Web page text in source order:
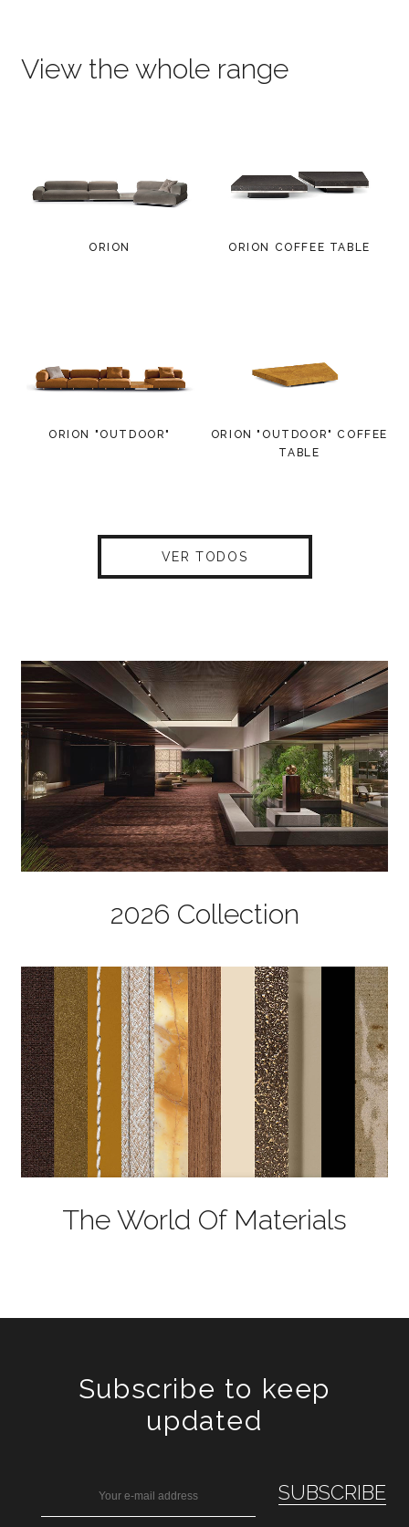
View the whole range
ORION ORION COFFEE TABLE
ORION "OUTDOOR"
ORION "OUTDOOR" COFFEE
TABLE
VER TODOS
2026 Collection
The World Of Materials
Subscribe to keep
updated